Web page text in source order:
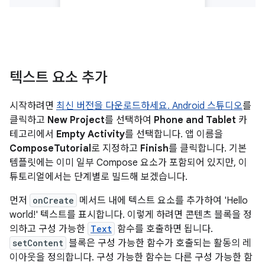
텍스트 요소 추가
시작하려면 최신 버전을 다운로드하세요. Android 스튜디오를
클릭하고 New Project를 선택하여 Phone and Tablet 카
테고리에서 Empty Activity를 선택합니다. 앱 이름을
ComposeTutorial 로 지정하고 Finish를 클릭합니다. 기본
템플릿에는 이미 일부 Compose 요소가 포함되어 있지만, 이
튜토리얼에서는 단계별로 빌드해 보겠습니다.
먼저
onCreate 메서드 내에 텍스트 요소를 추가하여 'Hello
world!' 텍스트를 표시합니다. 이렇게 하려면 콘텐츠 블록을 정
의하고 구성 가능한 Text 함수를 호출하면 됩니다.
setContent 블록은 구성 가능한 함수가 호출되는 활동의 레
이아웃을 정의합니다. 구성 가능한 함수는 다른 구성 가능한 함